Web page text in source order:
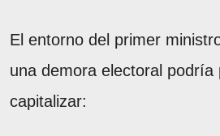
El entorno del primer
una demora electoral podría
capitalizar: